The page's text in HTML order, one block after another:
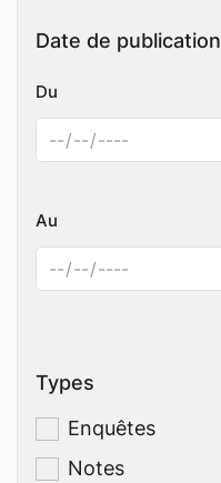
Date de publication
Du
Au
Types
Enquêtes
Notes